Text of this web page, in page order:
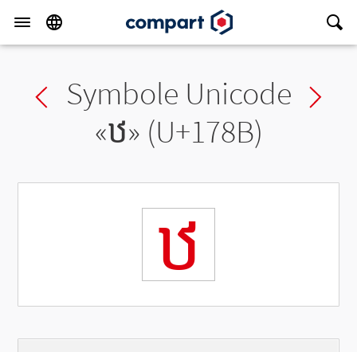
Previous char
Symbole Unicode
«ឋ» (U+178B)
ឋ